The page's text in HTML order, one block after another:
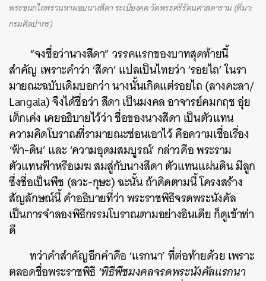
พระชนกไถพรวนหาผอบนางสีดา ระเบียงคด วัดพระศรีรัตนศาสดาราม (ที่มา:
กรมศิลปากร)
“จงชื่อว่านางสีดา” วรรคแรกของบาทสุดท้ายนี้
สำคัญ เพราะคำว่า ‘สีดา’ แปลเป็นไทยว่า ‘รอยไถ’ ในรา
มายณะฉบับเดิมบอกว่า นางนั้นเกิดแต่รอยไถ (ลางคะลา/
Langala) จึงได้ชื่อว่า สีดา เป็นมงคล อาจารย์คมกฤช อุ่ย
เต็กเค่ง เคยอธิบายไว้ว่า ชื่อของนางสีดา เป็นตัวแทน
ความคิดโบราณที่รามายณะซ่อนเอาไว้ คือความเชื่อเรื่อง
‘ฟ้า-ดิน’ และ ‘ความอุดมสมบูรณ์’ กล่าวคือ พระราม
ตัวแทนฟ้าหรือเมฆ สมสู่กับนางสีดา ตัวแทนแผ่นดิน มีลูก
ซึ่งชื่อเป็นพืช (ลวะ-กุษะ) ฉะนั้น ถ้าคิดตามนี้ โครงสร้าง
สัญลักษณ์นี้ คำอธิบายที่ว่า พระราชพิธีจรดพระนังคัล
เป็นการจำลองพิธีกรรมโบราณตามอย่างอินเดีย ก็ดูเข้าท่า
ดี
ทว่าคำสำคัญอีกคำคือ ‘แรกนา’ ที่ต่อท้ายด้วย เพราะ
ตลอดชื่อพระราชพิธี ‘พิธีพืชมงคลจรดพระนังคัลแรกนา
ค้นหา